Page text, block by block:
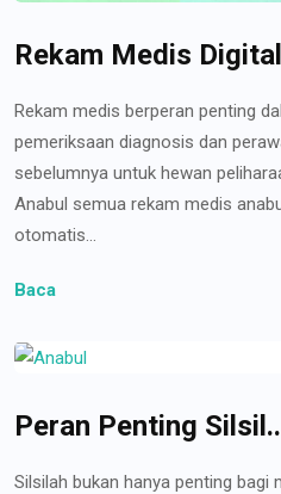
Rekam Medis
Rekam medis berperan penting
pemeriksaan diagnosis dan
sebelumnya untuk hewan
Anabul semua rekam medis
otomatis...
Baca
Peran Penting
Silsilah bukan hanya penting bagi